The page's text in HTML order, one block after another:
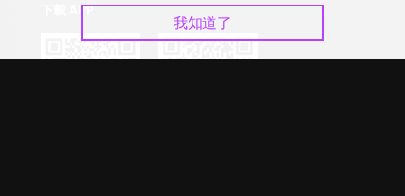
下載 APP
我知道了